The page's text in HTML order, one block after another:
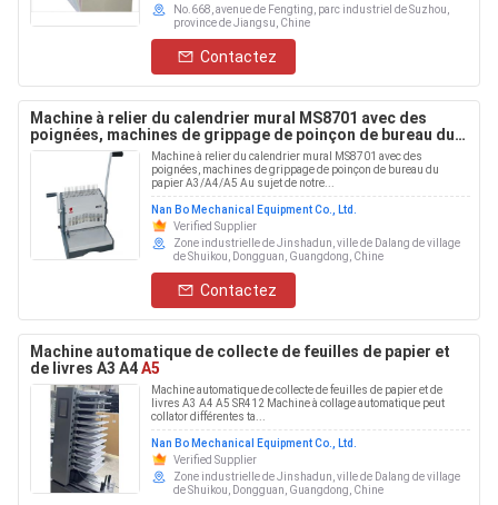
No.668, avenue de Fengting, parc industriel de Suzhou,
province de Jiangsu, Chine
Contactez
Machine à relier du calendrier mural MS8701 avec des
poignées, machines de grippage de poinçon de bureau du
papier A3/A4/A5
Machine à relier du calendrier mural MS8701 avec des
poignées, machines de grippage de poinçon de bureau du
papier A3/A4/A5 Au sujet de notre...
Nan Bo Mechanical Equipment Co., Ltd.
Verified Supplier
Zone industrielle de Jinshadun, ville de Dalang de village
de Shuikou, Dongguan, Guangdong, Chine
Contactez
Machine automatique de collecte de feuilles de papier et
de livres A3 A4A5
Machine automatique de collecte de feuilles de papier et de
livres A3 A4 A5 SR412 Machine à collage automatique peut
collator différentes ta...
Nan Bo Mechanical Equipment Co., Ltd.
Verified Supplier
Zone industrielle de Jinshadun, ville de Dalang de village
de Shuikou, Dongguan, Guangdong, Chine